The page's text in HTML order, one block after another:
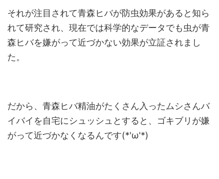
それが注目されて青森ヒバが防虫効果があると知ら
れて研究され、現在では科学的なデータでも虫が青
森ヒバを嫌がって近づかない効果が立証されまし
た。
だから、青森ヒバ精油がたくさん入ったムシさんバ
イバイを自宅にシュッシュとすると、ゴキブリが嫌
がって近づかなくなるんです(*'ω'*)